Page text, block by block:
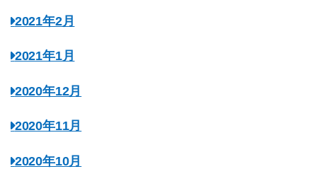
2021年2月
2021年1月
2020年12月
2020年11月
2020年10月